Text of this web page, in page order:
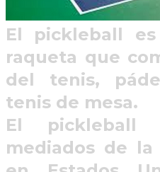
El pickleball
raqueta que
del tenis,
tenis de mesa.
El
mediados de la